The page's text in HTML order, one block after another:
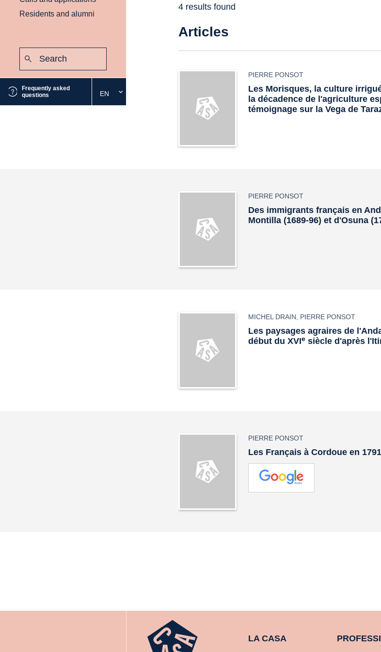
Residents and alumni
Frequently asked
questions
Select
the
EN
4 results found
Articles
PIERRE PONSOT
Les Morisques, la culture
la décadence de l'agriculture
témoignage sur la Vega de
PIERRE PONSOT
Des immigrants français en
Montilla (1689-96) et d'Osuna
MICHEL DRAIN, PIERRE PONSOT
Les paysages agraires de
début du XVIe siècle d'après
PIERRE PONSOT
Les Français à Cordoue en
LA CASA